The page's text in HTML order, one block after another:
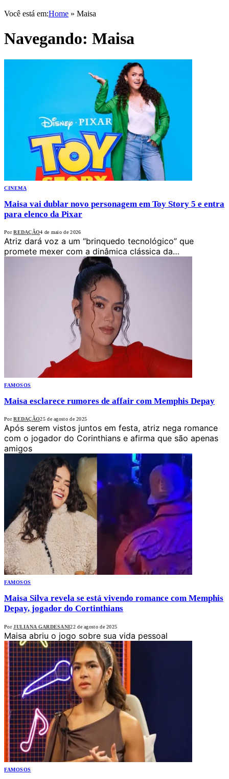
Você está em:Home » Maisa
Navegando: Maisa
CINEMA
Maisa vai dublar novo personagem em Toy Story 5 e entra
para elenco da Pixar
Por REDAÇÃO4 de maio de 2026
Atriz dará voz a um “brinquedo tecnológico” que
promete mexer com a dinâmica clássica da…
FAMOSOS
Maisa esclarece rumores de affair com Memphis Depay
Por REDAÇÃO25 de agosto de 2025
Após serem vistos juntos em festa, atriz nega romance
com o jogador do Corinthians e afirma que são apenas
amigos
FAMOSOS
Maisa Silva revela se está vivendo romance com Memphis
Depay, jogador do Cortinthians
Por JULIANA GARDESANI22 de agosto de 2025
Maisa abriu o jogo sobre sua vida pessoal
FAMOSOS